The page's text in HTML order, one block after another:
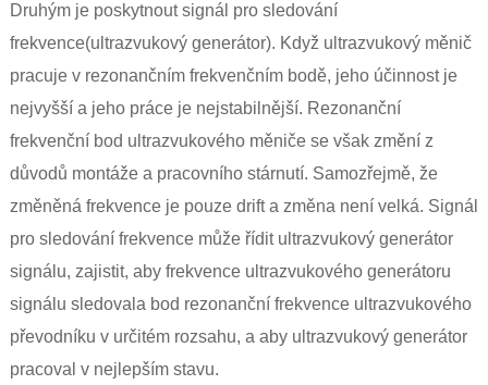
Druhým je poskytnout signál pro sledování
frekvence(ultrazvukový generátor). Když ultrazvukový měnič
pracuje v rezonančním frekvenčním bodě, jeho účinnost je
nejvyšší a jeho práce je nejstabilnější. Rezonanční
frekvenční bod ultrazvukového měniče se však změní z
důvodů montáže a pracovního stárnutí. Samozřejmě, že
změněná frekvence je pouze drift a změna není velká. Signál
pro sledování frekvence může řídit ultrazvukový generátor
signálu, zajistit, aby frekvence ultrazvukového generátoru
signálu sledovala bod rezonanční frekvence ultrazvukového
převodníku v určitém rozsahu, a aby ultrazvukový generátor
pracoval v nejlepším stavu.